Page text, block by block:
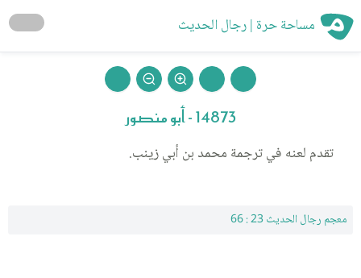
مساحة حرة | رجال الحديث
14873 - أبو منصور
تقدم لعنه في ترجمة محمد بن أبي زينب.
معجم رجال الحديث 23 : 66